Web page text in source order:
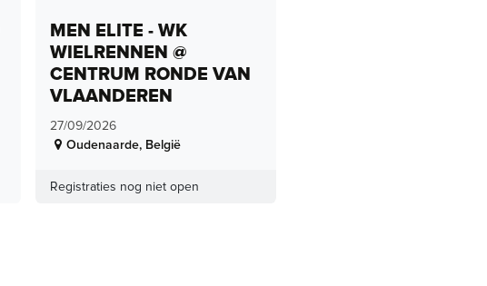
MEN ELITE - WK
WIELRENNEN @
CENTRUM RONDE VAN
VLAANDEREN
27/09/2026
Oudenaarde, België
Registraties nog niet open